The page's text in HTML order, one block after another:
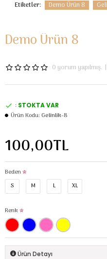
Etiketler: Demo Ürün 8
Demo Ürün 8
0 yorum yapılmış. |
100,00TL
: STOKTA VAR
Ürün Kodu: Gelinlik-8
Beden
S M L XL
Renk
Ürün Detayı